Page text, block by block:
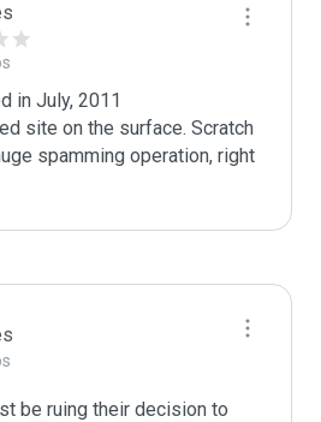
in July, 2011
site on the surface. Scratch
spamming operation, right
be ruing their decision to